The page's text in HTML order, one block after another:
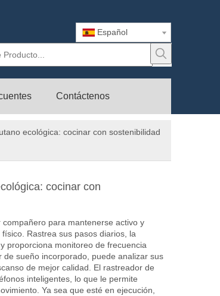
Español
Contáctenos
ecológica: cocinar con sostenibilidad
cocinar con
para mantenerse activo y
Rastrea sus pasos diarios, la
proporciona monitoreo de frecuencia
sueño incorporado, puede analizar sus
de mejor calidad. El rastreador de
inteligentes, lo que le permite
Ya sea que esté en ejecución,